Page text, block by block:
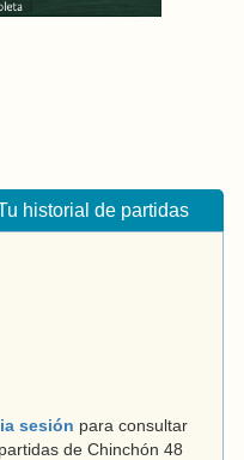
historial de partidas
sesión para consultar
de Chinchón 48